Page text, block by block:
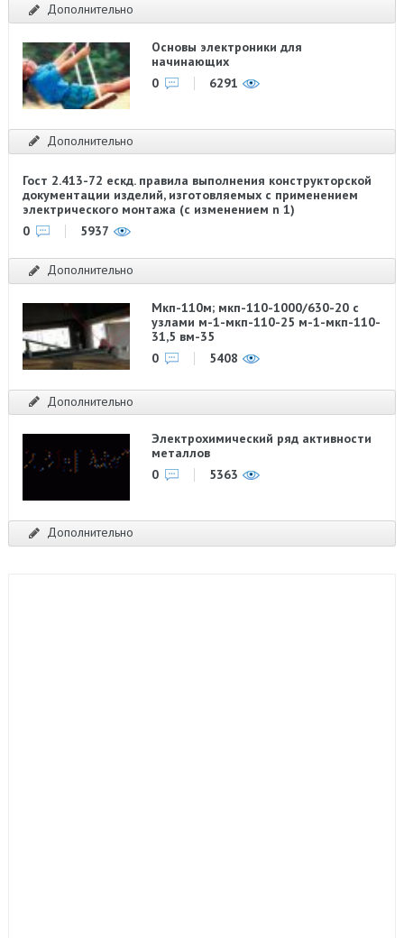
Дополнительно
Основы электроники для
начинающих
0
6291
Дополнительно
Гост 2.413-72 ескд. правила выполнения конструкторской
документации изделий, изготовляемых с применением
электрического монтажа (с изменением n 1)
0
5937
Дополнительно
Мкп-110м; мкп-110-1000/630-20 с
узлами м-1-мкп-110-25 м-1-мкп-110-
31,5 вм-35
0
5408
Дополнительно
Электрохимический ряд активности
металлов
0
5363
Дополнительно